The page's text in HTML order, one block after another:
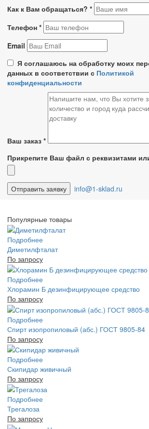
Как к Вам обращаться? *
Телефон *
Email
Я соглашаюсь на обработку моих
данных в соответствии с Политикой
конфиденциальности
Ваш заказ *
Прикрепите Ваш файл с реквизитами
info@1-sklad.ru
Популярные товары
Подробнее
Диметилфталат
По запросу
Подробнее
Хлорамин Б дезинфицирующее средство
По запросу
Подробнее
Спирт изопропиловый (абс.) ГОСТ 9805-84
По запросу
Подробнее
Скипидар живичный
По запросу
Подробнее
Трегалоза
По запросу